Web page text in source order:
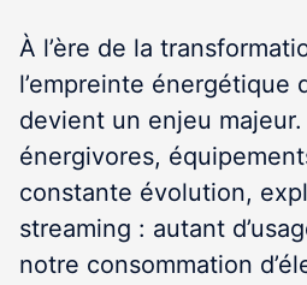
À l’ère de la
l’empreinte énergétique
devient un enjeu
énergivores,
constante évolution,
streaming : autant
notre consommation